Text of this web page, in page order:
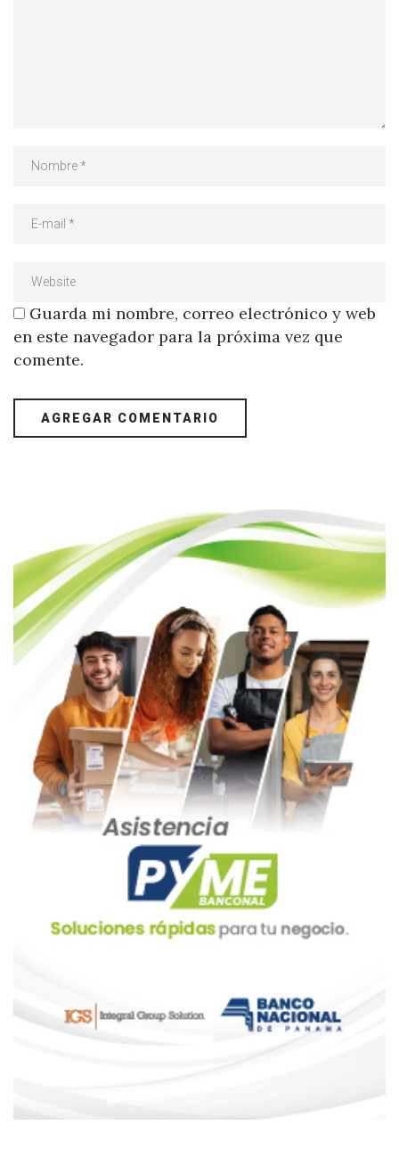
Guarda mi nombre, correo electrónico y web
en este navegador para la próxima vez que
comente.